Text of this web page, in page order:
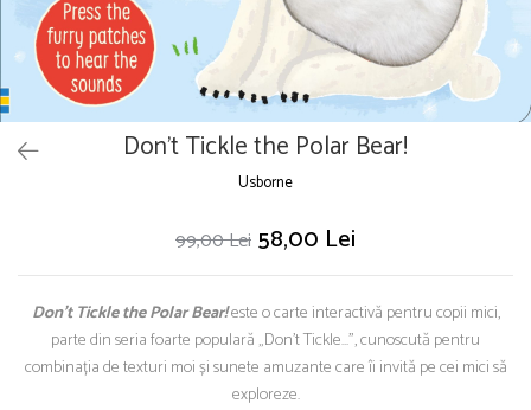
Puzzle
Seturi carti Usborne
Don't Tickle the Polar Bear!
Usborne
99,00 Lei 58,00 Lei
Don't Tickle the Polar Bear!este o carte interactivă pentru copii mici,
parte din seria foarte populară „Don’t Tickle…”, cunoscută pentru
combinația de texturi moi și sunete amuzante care îi invită pe cei mici să
exploreze.